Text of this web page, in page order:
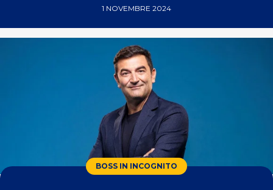
1 NOVEMBRE 2024
BOSS IN INCOGNITO